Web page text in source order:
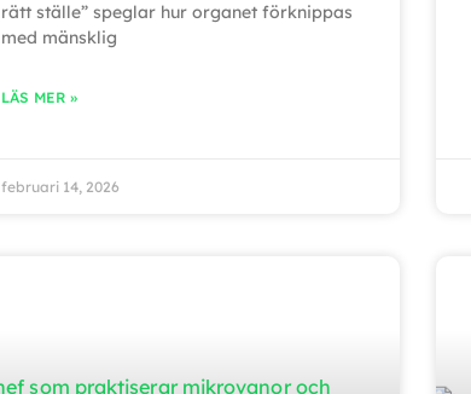
rätt ställe” speglar hur organet förknippas
med mänsklig
LÄS MER »
februari 14, 2026